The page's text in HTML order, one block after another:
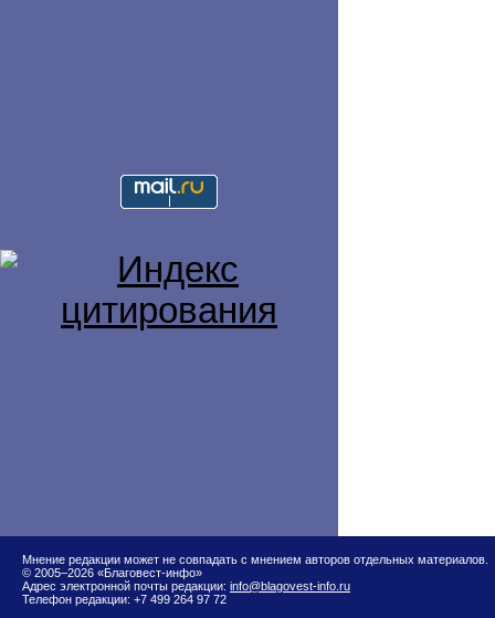
Мнение редакции может не совпадать с мнением авторов отдельных материалов.
© 2005–2026 «Благовест-инфо»
Адрес электронной почты редакции: info@blagovest-info.ru
Телефон редакции: +7 499 264 97 72